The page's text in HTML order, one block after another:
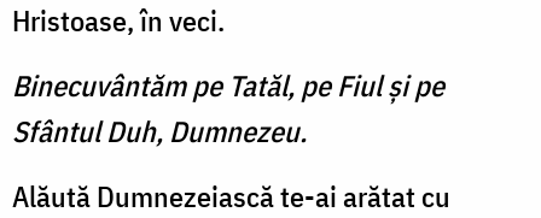
Hristoase, în veci.
Binecuvântăm pe Tatăl, pe Fiul şi pe
Sfântul Duh, Dumnezeu.
Alăută Dumnezeiască te-ai arătat cu